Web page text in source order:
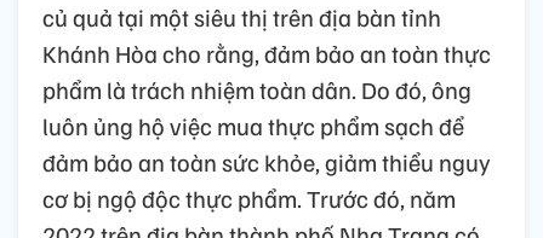
củ quả tại một siêu thị trên địa bàn tỉnh
Khánh Hòa cho rằng, đảm bảo an toàn thực
phẩm là trách nhiệm toàn dân. Do đó, ông
luôn ủng hộ việc mua thực phẩm sạch để
đảm bảo an toàn sức khỏe, giảm thiểu nguy
cơ bị ngộ độc thực phẩm. Trước đó, năm